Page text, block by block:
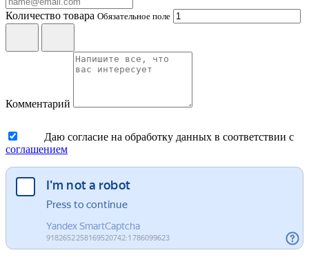
Количество товара Обязательное поле
Комментарий
Даю согласие на обработку данных в соответствии с
соглашением